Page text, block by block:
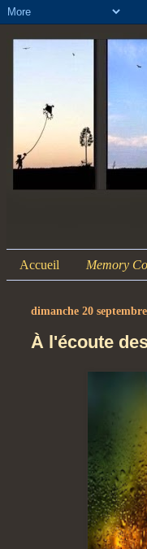
Accueil Memory
dimanche 20
À l'écoute